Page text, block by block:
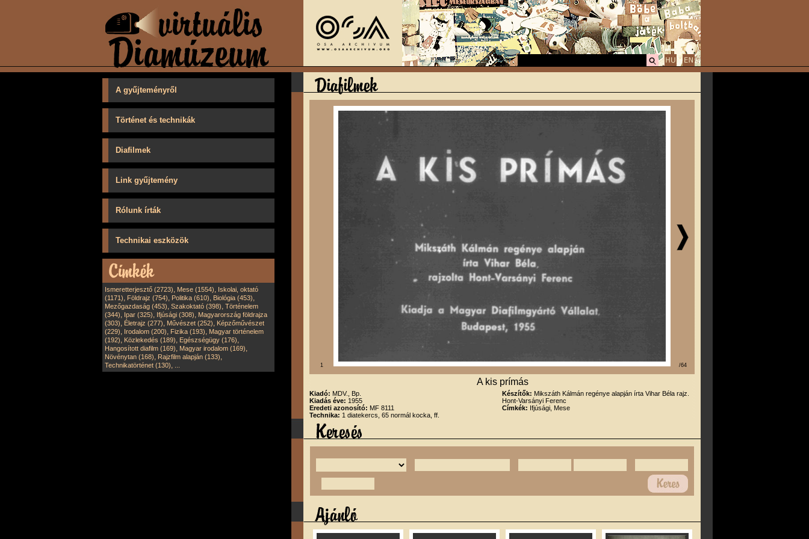
A gyűjteményről
Történet és technikák
Diafilmek
Link gyűjtemény
Rólunk írták
Technikai eszközök
Ismeretterjesztő (2723), Mese (1554), Iskolai, oktató
(1171), Földrajz (754), Politika (610), Biológia (453),
Mezőgazdaság (453), Szakoktató (398), Történelem
(344), Ipar (325), Ifjúsági (308), Magyarország földrajza
(303), Életrajz (277), Művészet (252), Képzőművészet
(229), Irodalom (200), Fizika (193), Magyar történelem
(192), Közlekedés (189), Egészségügy (176),
Hangosított diafilm (169), Magyar irodalom (169),
Növénytan (168), Rajzfilm alapján (133),
Technikatörténet (130), 1 /64
A kis prímás
Kiadó: MDV., Bp.
Kiadás éve: 1955
Eredeti azonosító: MF 8111
Technika: 1 diatekercs, 65 normál kocka, ff.
Készítők: Mikszáth Kálmán regénye alapján írta Vihar Béla rajz.
Hont-Varsányi Ferenc
Címkék: Ifjúsági, Mese